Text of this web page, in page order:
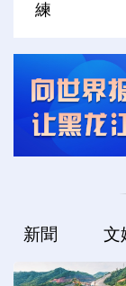
練
新聞 文